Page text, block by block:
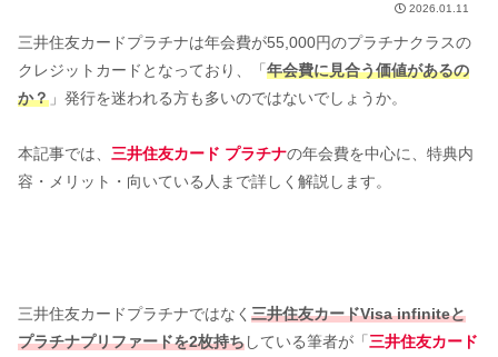
2026.01.11
三井住友カードプラチナは年会費が55,000円のプラチナクラスの
クレジットカードとなっており、「 年会費に見合う価値があるの
か？ 」発行を迷われる方も多いのではないでしょうか。
本記事では、 三井住友カード プラチナの年会費を中心に、特典内
容・メリット・向いている人まで詳しく解説します。
三井住友カードプラチナではなく 三井住友カードVisa infiniteと
プラチナプリファードを2枚持ちしている筆者が「 三井住友カード